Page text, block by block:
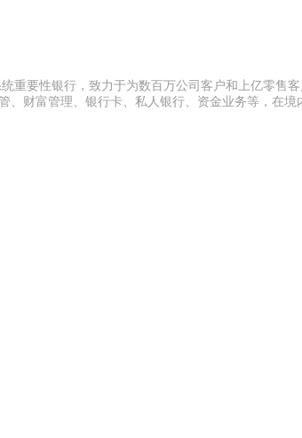
重要性银行，致力于为数百万公司客户和上亿零售
财富管理、银行卡、私人银行、资金业务等，在